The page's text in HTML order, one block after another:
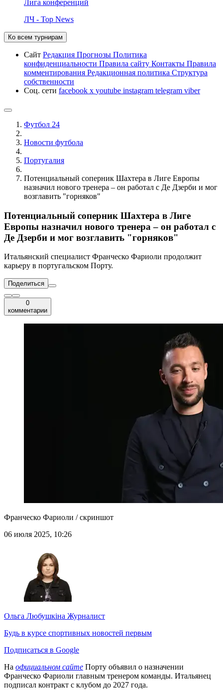
Лига конференций
ЛЧ - Top News
Ко всем турнирам
Сайт Редакция Прогнозы Политика
конфиденциальности Правила сайту Контакты Правила
комментирования Редакционная политика Структура
собственности
Соц. сети facebook x youtube instagram telegram viber
Футбол 24
Новости футбола
Португалия
Потенциальный соперник Шахтера в Лиге Европы
назначил нового тренера – он работал с Де Дзерби и мог
возглавить "горняков"
Потенциальный соперник Шахтера в Лиге
Европы назначил нового тренера – он работал с
Де Дзерби и мог возглавить "горняков"
Итальянский специалист Франческо Фариоли продолжит
карьеру в португальском Порту.
Поделиться
0
комментарии
Франческо Фариоли / скриншот
06 июля 2025, 10:26
Ольга Любушкіна Журналист
Будь в курсе спортивных новостей первым
Подписаться в Google
На официальном сайте Порту объявил о назначении
Франческо Фариоли главным тренером команды. Итальянец
подписал контракт с клубом до 2027 года.